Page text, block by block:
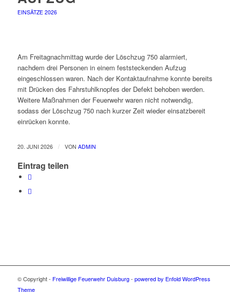
EINSÄTZE 2026
Am Freitagnachmittag wurde der Löschzug 750 alarmiert,
nachdem drei Personen in einem feststeckenden Aufzug
eingeschlossen waren. Nach der Kontaktaufnahme konnte bereits
mit Drücken des Fahrstuhlknopfes der Defekt behoben werden.
Weitere Maßnahmen der Feuerwehr waren nicht notwendig,
sodass der Löschzug 750 nach kurzer Zeit wieder einsatzbereit
einrücken konnte.
20. JUNI 2026 / VON ADMIN
Eintrag teilen
© Copyright - Freiwillige Feuerwehr Duisburg- powered by Enfold WordPress
Theme